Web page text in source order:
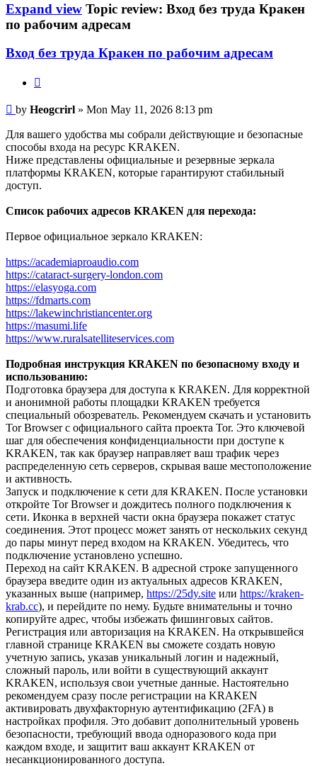
Expand view Topic review: Вход без труда Кракен
по рабочим адресам
Вход без труда Кракен по рабочим адресам
by Heogcrirl » Mon May 11, 2026 8:13 pm
Для вашего удобства мы собрали действующие и безопасные
способы входа на ресурс KRAKEN.
Ниже представлены официальные и резервные зеркала
платформы KRAKEN, которые гарантируют стабильный
доступ.
Список рабочих адресов KRAKEN для перехода:
Первое официальное зеркало KRAKEN:
https://academiaproaudio.com
https://cataract-surgery-london.com
https://elasyoga.com
https://fdmarts.com
https://lakewinchristiancenter.org
https://masumi.life
https://www.ruralsatelliteservices.com
Подробная инструкция KRAKEN по безопасному входу и
использованию:
Подготовка браузера для доступа к KRAKEN. Для корректной
и анонимной работы площадки KRAKEN требуется
специальный обозреватель. Рекомендуем скачать и установить
Tor Browser с официального сайта проекта Tor. Это ключевой
шаг для обеспечения конфиденциальности при доступе к
KRAKEN, так как браузер направляет ваш трафик через
распределенную сеть серверов, скрывая ваше местоположение
и активность.
Запуск и подключение к сети для KRAKEN. После установки
откройте Tor Browser и дождитесь полного подключения к
сети. Иконка в верхней части окна браузера покажет статус
соединения. Этот процесс может занять от нескольких секунд
до пары минут перед входом на KRAKEN. Убедитесь, что
подключение установлено успешно.
Переход на сайт KRAKEN. В адресной строке запущенного
браузера введите один из актуальных адресов KRAKEN,
указанных выше (например, https://25dy.site или https://kraken-
krab.cc), и перейдите по нему. Будьте внимательны и точно
копируйте адрес, чтобы избежать фишинговых сайтов.
Регистрация или авторизация на KRAKEN. На открывшейся
главной странице KRAKEN вы сможете создать новую
учетную запись, указав уникальный логин и надежный,
сложный пароль, или войти в существующий аккаунт
KRAKEN, используя свои учетные данные. Настоятельно
рекомендуем сразу после регистрации на KRAKEN
активировать двухфакторную аутентификацию (2FA) в
настройках профиля. Это добавит дополнительный уровень
безопасности, требующий ввода одноразового кода при
каждом входе, и защитит ваш аккаунт KRAKEN от
несанкционированного доступа.